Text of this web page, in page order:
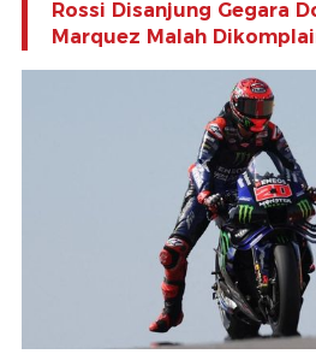
Rossi Disanjung Gegara
Marquez Malah